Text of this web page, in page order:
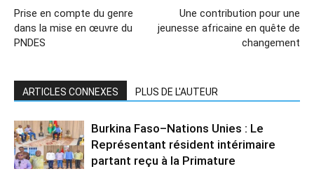
Prise en compte du genre
dans la mise en œuvre du
PNDES
Une contribution pour une
jeunesse africaine en quête de
changement
ARTICLES CONNEXES PLUS DE L'AUTEUR
Burkina Faso–Nations Unies : Le
Représentant résident intérimaire
partant reçu à la Primature